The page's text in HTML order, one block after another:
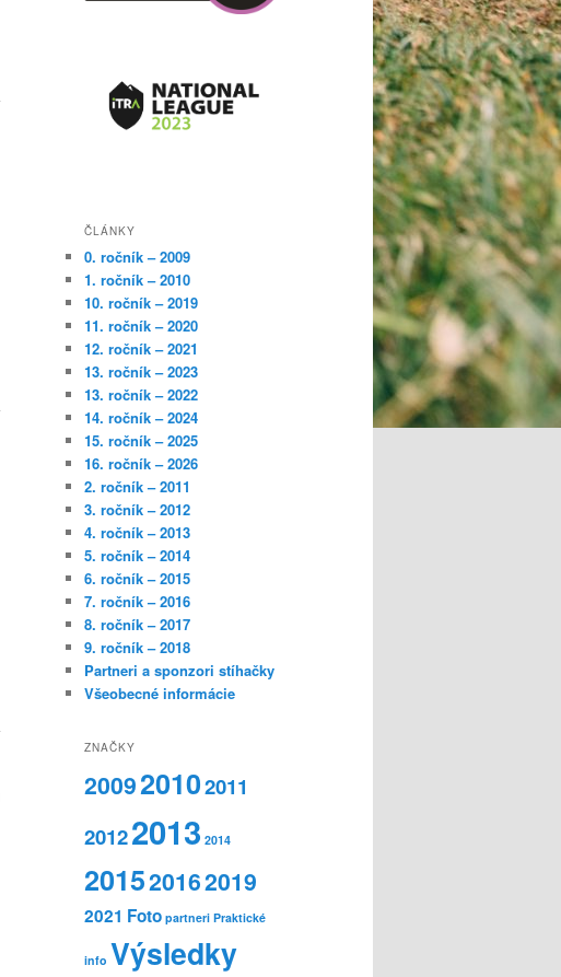
ČLÁNKY
0. ročník – 2009
1. ročník – 2010
10. ročník – 2019
11. ročník – 2020
12. ročník – 2021
13. ročník – 2023
13. ročník – 2022
14. ročník – 2024
15. ročník – 2025
16. ročník – 2026
2. ročník – 2011
3. ročník – 2012
4. ročník – 2013
5. ročník – 2014
6. ročník – 2015
7. ročník – 2016
8. ročník – 2017
9. ročník – 2018
Partneri a sponzori stíhačky
Všeobecné informácie
ZNAČKY
200920102011
20122013 2014
201520162019
2021 Foto partneri Praktické
info Výsledky